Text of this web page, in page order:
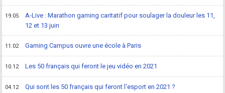
19.05
A-Live : Marathon gaming caritatif pour soulager la douleur les 11,
12 et 13 juin
11.02 Gaming Campus ouvre une école à Paris
10.12 Les 50 français qui feront le jeu vidéo en 2021
04.12 Qui sont les 50 français qui feront l'esport en 2021 ?